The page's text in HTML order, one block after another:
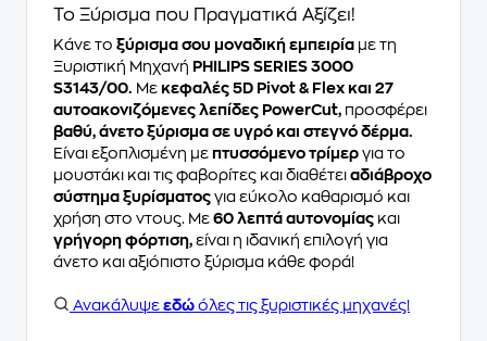
Το Ξύρισμα που Πραγματικά Αξίζει!
Κάνε το ξύρισμα σου μοναδική εμπειρία με τη
Ξυριστική Μηχανή PHILIPS SERIES 3000
S3143/00. Με κεφαλές 5D Pivot & Flex και 27
αυτοακονιζόμενες λεπίδες PowerCut, προσφέρει
βαθύ, άνετο ξύρισμα σε υγρό και στεγνό δέρμα.
Είναι εξοπλισμένη με πτυσσόμενο τρίμερ για το
μουστάκι και τις φαβορίτες και διαθέτει αδιάβροχο
σύστημα ξυρίσματος για εύκολο καθαρισμό και
χρήση στο ντους. Με 60 λεπτά αυτονομίας και
γρήγορη φόρτιση, είναι η ιδανική επιλογή για
άνετο και αξιόπιστο ξύρισμα κάθε φορά!
Ανακάλυψε εδώ όλες τις ξυριστικές μηχανές!